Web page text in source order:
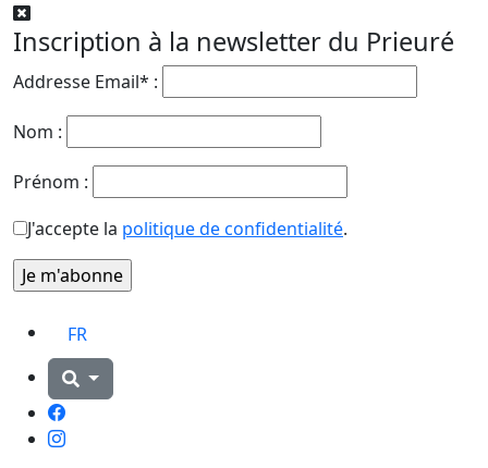
Inscription à la newsletter du Prieuré
Addresse Email* :
Nom :
Prénom :
J'accepte la politique de confidentialité.
FR
Facebook
Instagram